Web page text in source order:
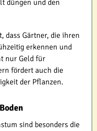
düngen und den
dass Gärtner, die ihren
erkennen und
nur Geld für
fördert auch die
der Pflanzen.
sind besonders die